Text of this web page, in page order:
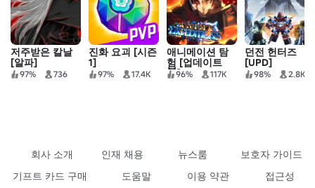
저주받은 칼날
[알파]
97% 736
진화 요괴 [시즌
1]
97% 17.4K
애니메이션 탐
험 [업데이트
😈]96% 117K
던전 헌터즈
[UPD]
98% 2.8K
회사 소개 인재 채용 뉴스룸
보호자 가이드
기프트 카드 구매
도움말 이용 약관 접근성